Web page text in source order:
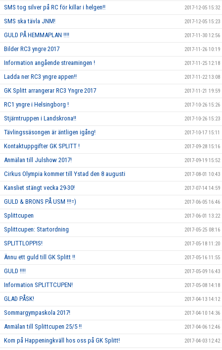
SMS tog silver på RC för killar i helgen!! 2017-12-05 15:32
SMS ska tävla JNM! 2017-12-05 15:23
GULD PÅ HEMMAPLAN !!!! 2017-11-30 12:56
Bilder RC3 yngre 2017 2017-11-26 10:19
Information angående streamingen ! 2017-11-25 12:18
Ladda ner RC3 yngre appen!! 2017-11-22 13:08
GK Splitt arrangerar RC3 Yngre 2017 2017-11-21 19:59
RC1 yngre i Helsingborg ! 2017-10-26 15:26
Stjärntruppen i Landskrona!! 2017-10-26 15:23
Tävlingssäsongen är äntligen igång! 2017-10-17 15:11
Kontaktuppgifter GK SPLITT ! 2017-09-28 15:16
Anmälan till Julshow 2017! 2017-09-19 15:52
Cirkus Olympia kommer till Ystad den 8 augusti 2017-08-01 10:43
Kansliet stängt vecka 29-30! 2017-07-14 14:59
GULD & BRONS PÅ USM !!!=) 2017-06-05 16:46
Splittcupen 2017-06-01 13:22
Splittcupen: Startordning 2017-05-25 08:16
SPLITTLOPPIS! 2017-05-18 11:20
Ännu ett guld till GK Splitt !! 2017-05-16 11:55
GULD !!!! 2017-05-09 16:43
Information SPLITTCUPEN! 2017-05-08 14:18
GLAD PÅSK! 2017-04-13 14:12
Sommargympaskola 2017! 2017-04-10 14:36
Anmälan till Splittcupen 25/5 !! 2017-04-06 12:46
Kom på Happeningkväll hos oss på GK Splitt! 2017-04-03 12:42